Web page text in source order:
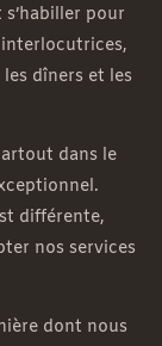
pour
dîners et les
dans le
différente,
nos services
dont nous